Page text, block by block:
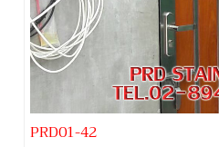
PRD01-42